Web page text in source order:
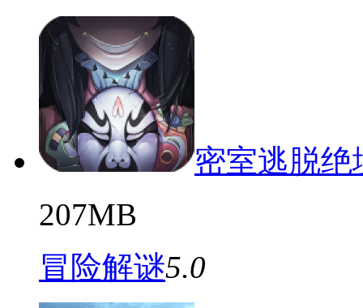
密室逃脱绝
207MB
冒险解谜5.0